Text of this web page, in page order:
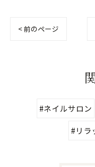
< 前のページ
#ネイルサロン
#リラ